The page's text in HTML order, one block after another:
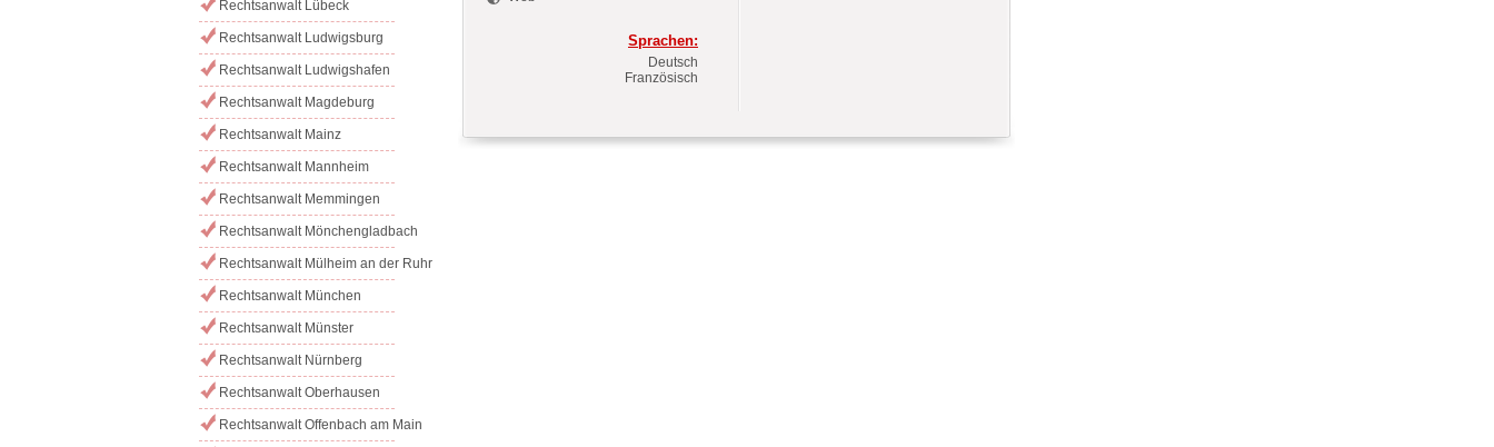
Rechtsanwalt Lübeck
Rechtsanwalt Ludwigsburg
Rechtsanwalt Ludwigshafen
Rechtsanwalt Magdeburg
Rechtsanwalt Mainz
Rechtsanwalt Mannheim
Rechtsanwalt Memmingen
Rechtsanwalt Mönchengladbach
Rechtsanwalt Mülheim an der Ruhr
Rechtsanwalt München
Rechtsanwalt Münster
Rechtsanwalt Nürnberg
Rechtsanwalt Oberhausen
Rechtsanwalt Offenbach am Main
Sprachen:
Deutsch
Französisch